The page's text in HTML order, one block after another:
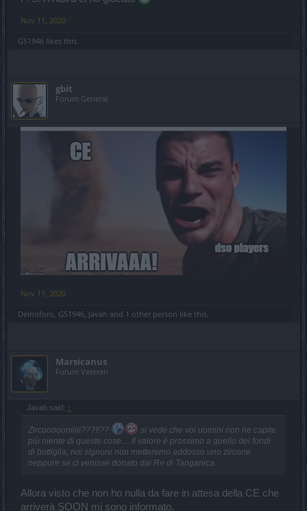
Nov 11, 2020
GS1946 likes this.
gbit
Forum General
Nov 11, 2020
Deinoforo GS1946 Javah and 1 other person like this.
Marsicanus
Forum Veteran
Javah said: ↑
Zircoooooniiiii???!!??
si vede che voi uomini non ne capite
più niente di queste cose.... Il valore è prossimo a quello dei fondi
di bottiglia, noi signore non metteremo addosso uno zircone
neppure se ci venisse donato dai Re di Tanganica.
Allora visto che non ho nulla da fare in attesa della CE che
arriverà SOON mi sono informato.